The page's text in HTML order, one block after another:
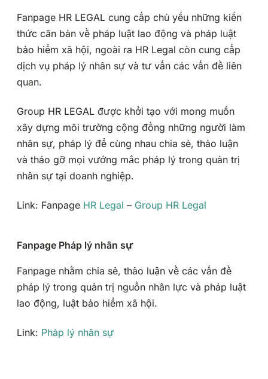
Fanpage HR LEGAL cung cấp chủ yếu những kiến
thức căn bản về pháp luật lao động và pháp luật
bảo hiểm xã hội, ngoài ra HR Legal còn cung cấp
dịch vụ pháp lý nhân sự và tư vấn các vấn đề liên
quan.
Group HR LEGAL được khởi tạo với mong muốn
xây dựng môi trường cộng đồng những người làm
nhân sự, pháp lý để cùng nhau chia sẻ, thảo luận
và tháo gỡ mọi vướng mắc pháp lý trong quản trị
nhân sự tại doanh nghiệp.
Link: Fanpage HR Legal – Group HR Legal
Fanpage Pháp lý nhân sự
Fanpage nhằm chia sẻ, thảo luận về các vấn đề
pháp lý trong quản trị nguồn nhân lực và pháp luật
lao động, luật bảo hiểm xã hội.
Link: Pháp lý nhân sự